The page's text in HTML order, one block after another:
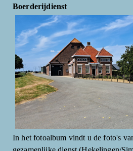
Boerderijdienst
In het fotoalbum vindt u de foto's